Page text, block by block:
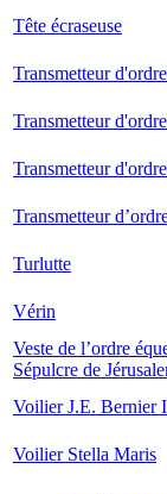
Tête écraseuse
Transmetteur
Transmetteur
Transmetteur
Transmetteur
Turlutte
Vérin
Veste de l’ordre
Sépulcre de
Voilier J.E. Bernier
Voilier Stella Maris